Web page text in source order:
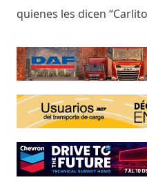
quienes les dicen